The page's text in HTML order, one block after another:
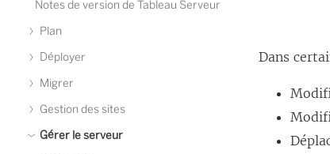
Notes de version de Tableau Serveur
Plan
Déployer
Migrer
Gestion des sites
Gérer le serveur
Dans